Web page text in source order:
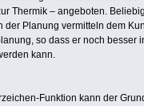
Thermik – angeboten.
der Planung vermitteln dem
so dass er noch besser
kann.
Funktion kann der